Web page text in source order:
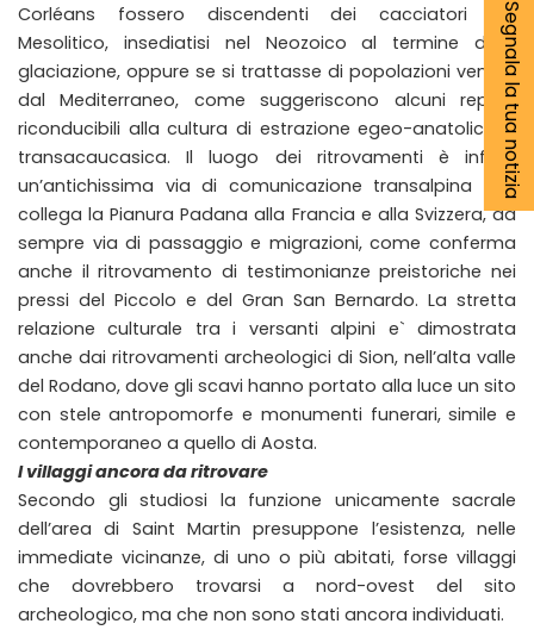
Corléans fossero discendenti dei cacciatori del
Mesolitico, insediatisi nel Neozoico al termine della
glaciazione, oppure se si trattasse di popolazioni venute
dal Mediterraneo, come suggeriscono alcuni reperti
riconducibili alla cultura di estrazione egeo-anatolica o
transacaucasica. Il luogo dei ritrovamenti è infatti
un’antichissima via di comunicazione transalpina che
collega la Pianura Padana alla Francia e alla Svizzera, da
sempre via di passaggio e migrazioni, come conferma
anche il ritrovamento di testimonianze preistoriche nei
pressi del Piccolo e del Gran San Bernardo. La stretta
relazione culturale tra i versanti alpini e` dimostrata
anche dai ritrovamenti archeologici di Sion, nell’alta valle
del Rodano, dove gli scavi hanno portato alla luce un sito
con stele antropomorfe e monumenti funerari, simile e
contemporaneo a quello di Aosta.
I villaggi ancora da ritrovare
Secondo gli studiosi la funzione unicamente sacrale
dell’area di Saint Martin presuppone l’esistenza, nelle
immediate vicinanze, di uno o più abitati, forse villaggi
che dovrebbero trovarsi a nord-ovest del sito
archeologico, ma che non sono stati ancora individuati.
Segnala la tua notizia